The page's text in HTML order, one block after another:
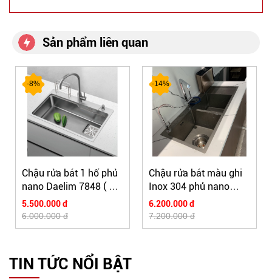
Sản phẩm liên quan
-8%
Chậu rửa bát 1 hố phủ
nano Daelim 7848 ( 78
x 48cm )
5.500.000 đ
6.000.000 đ
-14%
Chậu rửa bát màu ghi
Inox 304 phủ nano
Daelim 10045
(1100x450x250mm)
6.200.000 đ
7.200.000 đ
TIN TỨC NỔI BẬT